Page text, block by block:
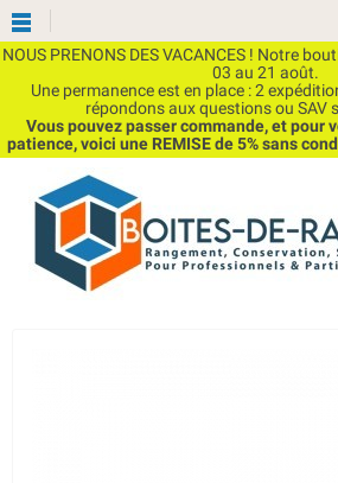
NOUS PRENONS DES VACANCES ! Notre
03 au 21 août.
Une permanence est en place : 2
répondons aux questions ou SAV
Vous pouvez passer commande, et pour
patience, voici une REMISE de 5% sans